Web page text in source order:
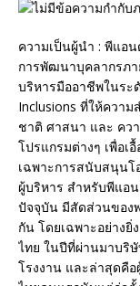
ความเป็นผู้นำ : พีแอ
การพัฒนาบุคลากรภา
บริหารมืออาชีพในระ
Inclusions ที่ให้ควา
ชาติ ศาสนา และ คว
โปรแกรมต่างๆ เพื่อเ
เฉพาะการสนับสนุน
ผู้บริหาร สำหรับพีแอ
ปัจจุบัน มีสัดส่วนของ
กัน โดยเฉพาะอย่าง
ไทย ในปีที่ผ่านมาบริ
โรงงาน และล่าสุดคื